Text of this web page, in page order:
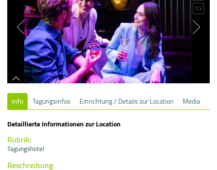
Info Tagungsinfos Einrichtung / Details zur Location
Media
Detaillierte Informationen zur Location
Rubrik:
Tagungshotel
Beschreibung: